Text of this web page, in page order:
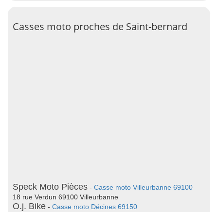
Casses moto proches de Saint-bernard
Speck Moto Pièces - Casse moto Villeurbanne 69100
18 rue Verdun 69100 Villeurbanne
O.j. Bike - Casse moto Décines 69150